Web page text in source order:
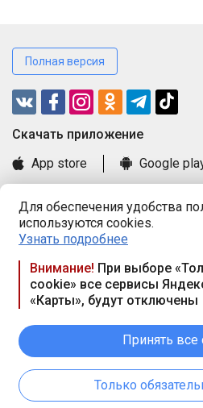
Для обеспечения удобства
используются cookies.
Узнать подробнее
Внимание! При выборе
cookie» все сервисы
«Карты», будут отключены
Принять все
Только
Полная версия
Cкачать приложение
App store
Google
Книга замечаний и предложений
Правила и документы
Praca.by © 2000—2026, ООО
Республика Беларусь, 220114, г.
117а, пом. № 9.
вых. дн. — сб., вс.
Режим работы сайта —
БАЙ» editor@praca.by